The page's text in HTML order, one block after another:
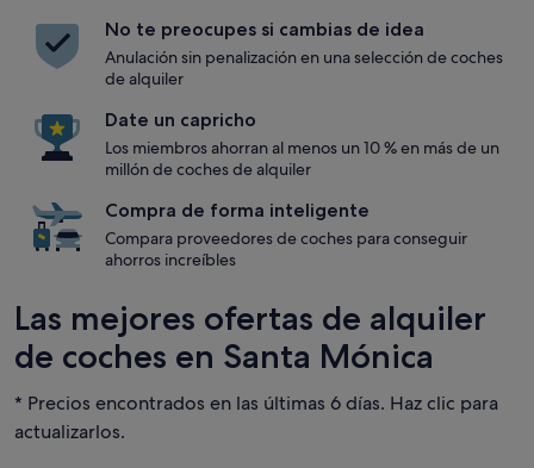
No te preocupes si cambias de idea
Anulación sin penalización en una selección de coches
de alquiler
Date un capricho
Los miembros ahorran al menos un 10 % en más de un
millón de coches de alquiler
Compra de forma inteligente
Compara proveedores de coches para conseguir
ahorros increíbles
Las mejores ofertas de alquiler
de coches en Santa Mónica
* Precios encontrados en las últimas 6 días. Haz clic para
actualizarlos.